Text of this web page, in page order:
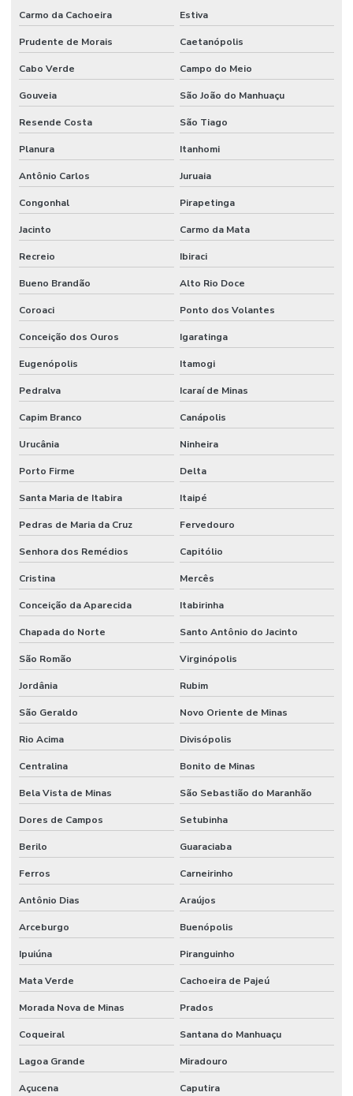
Carmo da Cachoeira Estiva
Prudente de Morais Caetanópolis
Cabo Verde Campo do Meio
Gouveia São João do Manhuaçu
Resende Costa São Tiago
Planura Itanhomi
Antônio Carlos Juruaia
Congonhal Pirapetinga
Jacinto Carmo da Mata
Recreio Ibiraci
Bueno Brandão Alto Rio Doce
Coroaci Ponto dos Volantes
Conceição dos Ouros Igaratinga
Eugenópolis Itamogi
Pedralva Icaraí de Minas
Capim Branco Canápolis
Urucânia Ninheira
Porto Firme Delta
Santa Maria de Itabira Itaipé
Pedras de Maria da Cruz Fervedouro
Senhora dos Remédios Capitólio
Cristina Mercês
Conceição da Aparecida Itabirinha
Chapada do Norte Santo Antônio do Jacinto
São Romão Virginópolis
Jordânia Rubim
São Geraldo Novo Oriente de Minas
Rio Acima Divisópolis
Centralina Bonito de Minas
Bela Vista de Minas São Sebastião do Maranhão
Dores de Campos Setubinha
Berilo Guaraciaba
Ferros Carneirinho
Antônio Dias Araújos
Arceburgo Buenópolis
Ipuiúna Piranguinho
Mata Verde Cachoeira de Pajeú
Morada Nova de Minas Prados
Coqueiral Santana do Manhuaçu
Lagoa Grande Miradouro
Açucena Caputira